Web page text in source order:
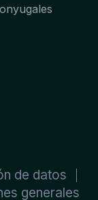
de datos
generales